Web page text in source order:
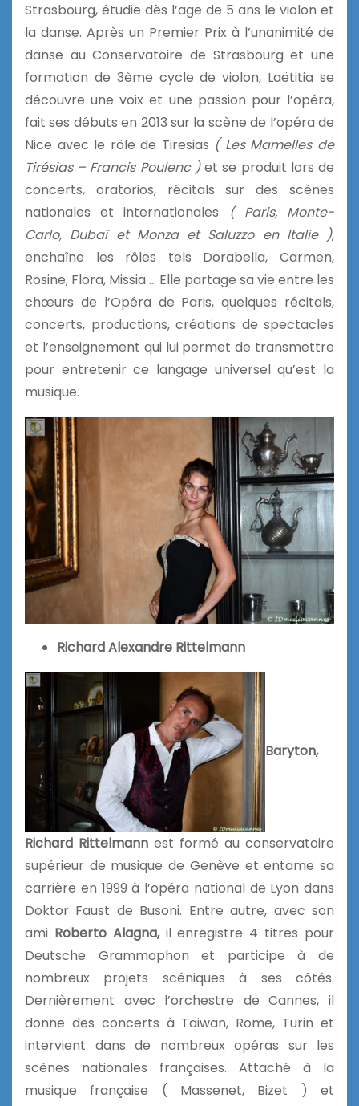
Strasbourg, étudie dès l’age de 5 ans le violon et
la danse. Après un Premier Prix à l’unanimité de
danse au Conservatoire de Strasbourg et une
formation de 3ème cycle de violon, Laëtitia se
découvre une voix et une passion pour l’opéra,
fait ses débuts en 2013 sur la scène de l’opéra de
Nice avec le rôle de Tiresias ( Les Mamelles de
Tirésias – Francis Poulenc )et se produit lors de
concerts, oratorios, récitals sur des scènes
nationales et internationales
( Paris, Monte-
Carlo, Dubaï et Monza et Saluzzo en Italie ),
enchaîne les rôles tels Dorabella, Carmen,
Rosine, Flora, Missia … Elle partage sa vie entre les
chœurs de l’Opéra de Paris, quelques récitals,
concerts, productions, créations de spectacles
et l’enseignement qui lui permet de transmettre
pour entretenir ce langage universel qu’est la
musique.
Richard Alexandre Rittelmann
Baryton,
Richard Rittelmann est formé au conservatoire
supérieur de musique de Genève et entame sa
carrière en 1999 à l’opéra national de Lyon dans
Doktor Faust de Busoni. Entre autre, avec son
ami Roberto Alagna,il enregistre 4 titres pour
Deutsche Grammophon et participe à de
nombreux projets scéniques à ses côtés.
Dernièrement avec l’orchestre de Cannes, il
donne des concerts à Taiwan, Rome, Turin et
intervient dans de nombreux opéras sur les
scènes nationales françaises. Attaché à la
musique française ( Massenet, Bizet ) et